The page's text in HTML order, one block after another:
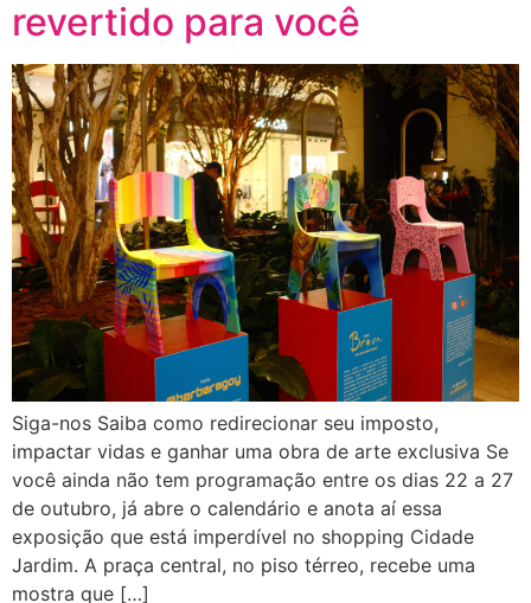
revertido para você
Siga-nos Saiba como redirecionar seu imposto,
impactar vidas e ganhar uma obra de arte exclusiva Se
você ainda não tem programação entre os dias 22 a 27
de outubro, já abre o calendário e anota aí essa
exposição que está imperdível no shopping Cidade
Jardim. A praça central, no piso térreo, recebe uma
mostra que […]